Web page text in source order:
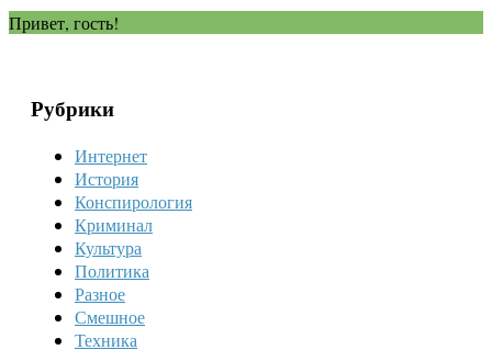
Привет, гость!
Рубрики
Интернет
История
Конспирология
Криминал
Культура
Политика
Разное
Смешное
Техника